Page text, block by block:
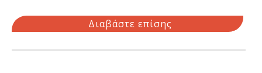
Διαβάστε επίσης